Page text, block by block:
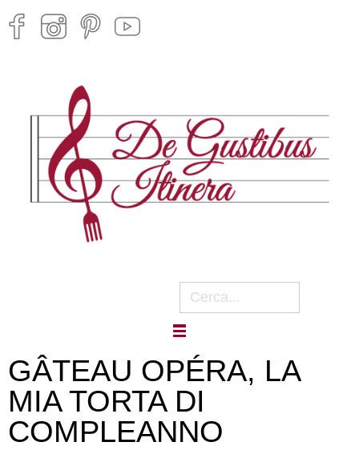
GÂTEAU OPÉRA, LA
MIA TORTA DI
COMPLEANNO